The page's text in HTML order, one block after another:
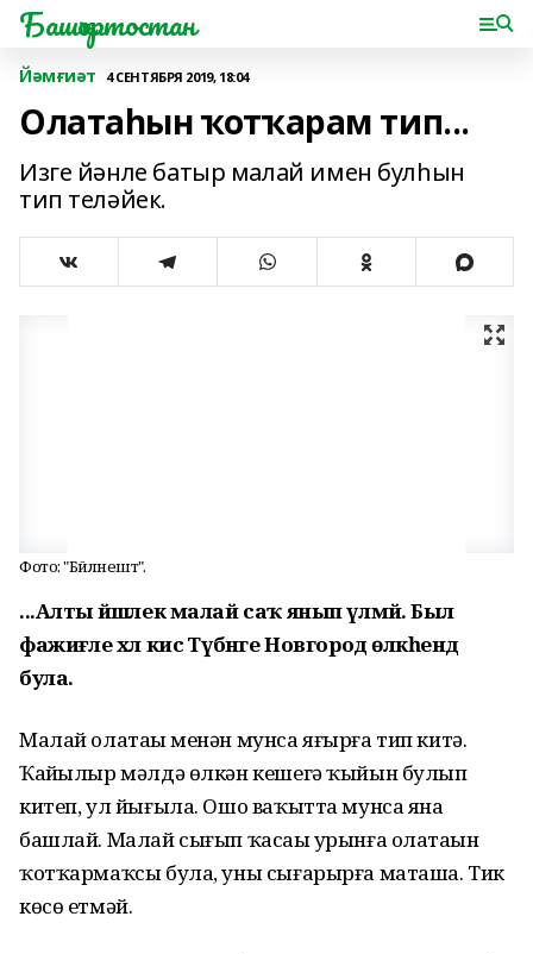
Башҡортостан
Йәмғиәт 4 СЕНТЯБРЯ 2019, 18:04
Олатаһын ҡотҡарам тип...
Изге йәнле батыр малай имен булһын
тип теләйек.
Фото: "Бәйләнештә".
...Алты йәшлек малай саҡ янып үлмәй. Был
фажиғәле хәл кисә Түбәнге Новгород өлкәһендә
була.
Малай олатаһы менән мунса яғырға тип китә.
Ҡайһылыр мәлдә өлкән кешегә ҡыйын булып
китеп, ул йығыла. Ошо ваҡытта мунса яна
башлай. Малай сығып ҡасаһы урынға олатаһын
ҡотҡармаҡсы була, уны сығарырға маташа. Тик
көсө етмәй.